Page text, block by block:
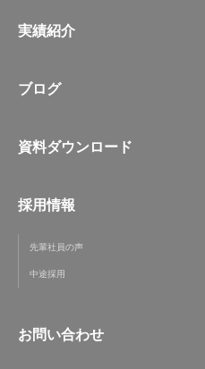
実績紹介
ブログ
資料ダウンロード
採用情報
先輩社員の声
中途採用
お問い合わせ